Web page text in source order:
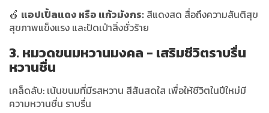
🍎 แอปเปิ้ลแดง หรือ แก้วมังกร: สีแดงสด สื่อถึงความสันติสุข
สุขภาพแข็งแรง และปัดเป่าสิ่งชั่วร้าย
3. หมวดขนมหวานมงคล - เสริมชีวิตราบรื่น
หวานชื่น
เคล็ดลับ: เน้นขนมที่มีรสหวาน สีสันสดใส เพื่อให้ชีวิตในปีใหม่มี
ความหวานชื่น ราบรื่น